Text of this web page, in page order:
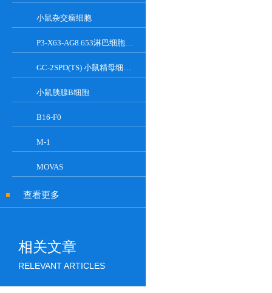
小鼠杂交瘤细胞
P3-X63-AG8.653淋巴细胞小鼠骨髓瘤细胞
GC-2SPD(TS) 小鼠精母细胞系
小鼠胰腺Β细胞
B16-F0
M-1
MOVAS
查看更多
相关文章
RELEVANT ARTICLES